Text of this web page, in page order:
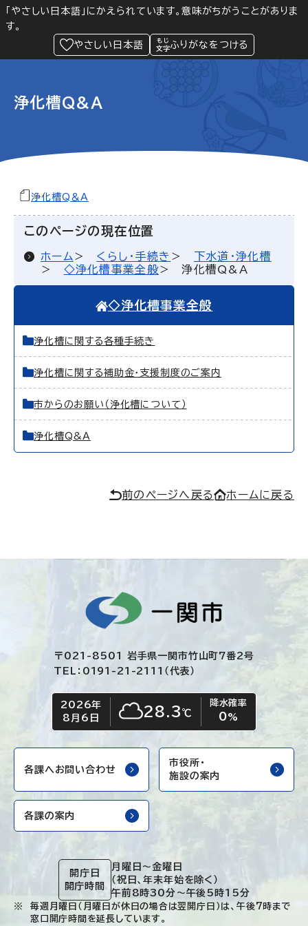
「やさしい日本語」にかえられています。意味がちがうことがありま
す。
やさしい日本語
ふりがなをつける
Language 閲覧支援
緊急情報
浄化槽Q&A
浄化槽Q＆A
このページの現在位置
ホーム くらし・手続き
下水道・浄化槽
◇浄化槽事業全般
浄化槽Q&A
◇浄化槽事業全般
浄化槽に関する各種手続き
浄化槽に関する補助金・支援制度のご案内
市からのお願い（浄化槽について）
浄化槽Q&A
前のページへ戻る ホームに戻る
〒021-8501 岩手県一関市竹山町7番2号
TEL：0191-21-2111（代表）
今日の日付
2026年
8月6日
今日の天気
くもり28.3℃
降水確率
0%
各課へお問い合わせ
市役所・
施設の案内
各課の案内
開庁日
開庁時間
月曜日～金曜日
（祝日、年末年始を除く）
午前8時30分～午後5時15分
毎週月曜日（月曜日が休日の場合は翌開庁日）は、午後7時まで
窓口開庁時間を延長しています。